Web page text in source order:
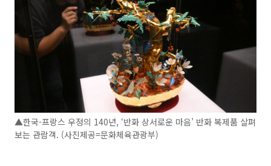
▲한국-프랑스 우정의 140년, ‘반화 상서로운 마음’ 반화 복제품 살펴
보는 관람객. (사진제공=문화체육관광부)